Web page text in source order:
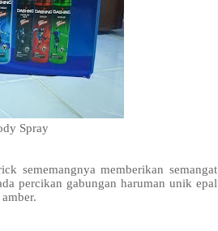
Spray
sememangnya memberikan semangat
percikan gabungan haruman unik epal